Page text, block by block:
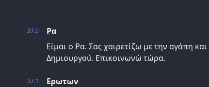
37.0
Ρα
Είμαι ο Ρα. Σας χαιρετίζω με την αγάπη
Δημιουργού. Επικοινωνώ τώρα.
37.1
Ερωτων